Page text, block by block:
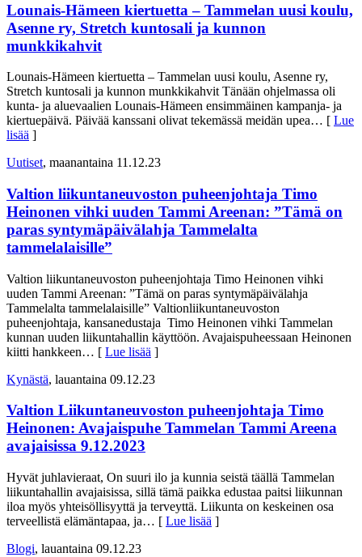
Lounais-Hämeen kiertuetta – Tammelan uusi koulu,
Asenne ry, Stretch kuntosali ja kunnon
munkkikahvit
Lounais-Hämeen kiertuetta – Tammelan uusi koulu, Asenne ry,
Stretch kuntosali ja kunnon munkkikahvit Tänään ohjelmassa oli
kunta- ja aluevaalien Lounais-Hämeen ensimmäinen kampanja- ja
kiertuepäivä. Päivää kanssani olivat tekemässä meidän upea… [ Lue
lisää ]
Uutiset, maanantaina 11.12.23
Valtion liikuntaneuvoston puheenjohtaja Timo
Heinonen vihki uuden Tammi Areenan: ”Tämä on
paras syntymäpäivälahja Tammelalta
tammelalaisille”
Valtion liikuntaneuvoston puheenjohtaja Timo Heinonen vihki
uuden Tammi Areenan: ”Tämä on paras syntymäpäivälahja
Tammelalta tammelalaisille” Valtionliikuntaneuvoston
puheenjohtaja, kansanedustaja Timo Heinonen vihki Tammelan
kunnan uuden liikuntahallin käyttöön. Avajaispuheessaan Heinonen
kiitti hankkeen… [ Lue lisää ]
Kynästä, lauantaina 09.12.23
Valtion Liikuntaneuvoston puheenjohtaja Timo
Heinonen: Avajaispuhe Tammelan Tammi Areena
avajaisissa 9.12.2023
Hyvät juhlavieraat, On suuri ilo ja kunnia seistä täällä Tammelan
liikuntahallin avajaisissa, sillä tämä paikka edustaa paitsi liikunnan
iloa myös yhteisöllisyyttä ja terveyttä. Liikunta on keskeinen osa
terveellistä elämäntapaa, ja… [ Lue lisää ]
Blogi, lauantaina 09.12.23